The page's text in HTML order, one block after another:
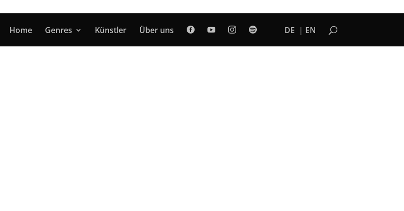
Home Genres Künstler Über uns     DE EN